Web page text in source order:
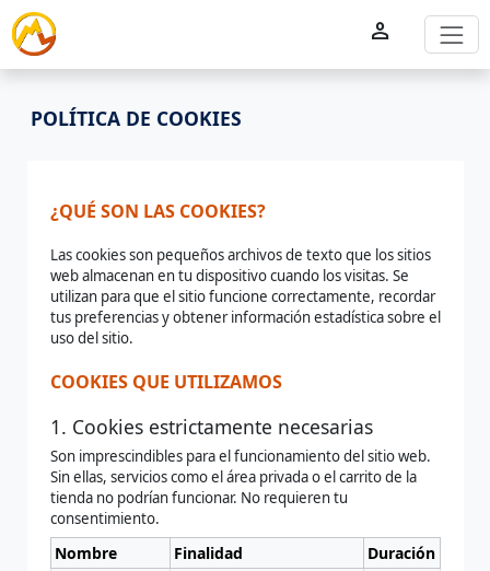
person
POLÍTICA DE COOKIES
¿QUÉ SON LAS COOKIES?
Las cookies son pequeños archivos de texto que los sitios
web almacenan en tu dispositivo cuando los visitas. Se
utilizan para que el sitio funcione correctamente, recordar
tus preferencias y obtener información estadística sobre el
uso del sitio.
COOKIES QUE UTILIZAMOS
1. Cookies estrictamente necesarias
Son imprescindibles para el funcionamiento del sitio web.
Sin ellas, servicios como el área privada o el carrito de la
tienda no podrían funcionar. No requieren tu
consentimiento.
Nombre Finalidad
Duración